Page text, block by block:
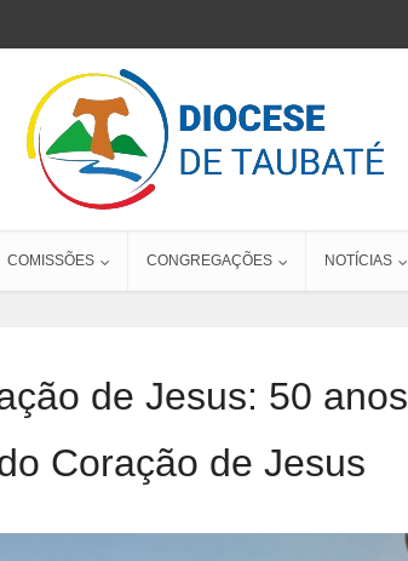
COMISSÕES CONGREGAÇÕES NOTÍCIAS
de Jesus: 50 anos
Coração de Jesus